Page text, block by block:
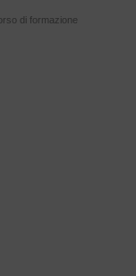
di formazione